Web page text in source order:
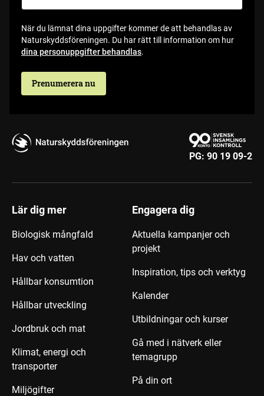
När du lämnat dina uppgifter kommer de att behandlas av
Naturskyddsföreningen. Du har rätt till information om hur
dina personuppgifter behandlas.
Prenumerera nu
PG: 90 19 09-2
Lär dig mer
Biologisk mångfald
Hav och vatten
Hållbar konsumtion
Hållbar utveckling
Jordbruk och mat
Klimat, energi och
transporter
Miljögifter
Engagera dig
Aktuella kampanjer och
projekt
Inspiration, tips och verktyg
Kalender
Utbildningar och kurser
Gå med i nätverk eller
temagrupp
På din ort